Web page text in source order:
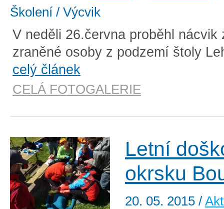
Školení / Výcvik
V neděli 26.června proběhl nácvik
zraněné osoby z podzemí štoly
celý článek
CELÁ FOTOGALERIE
Letní
okrsku
20. 05. 2015 /